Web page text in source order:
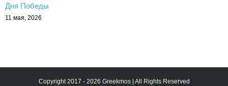
Дня Победы
11 мая, 2026
Copyright 2017 - 2026 Greekmos | All Rights Reserved